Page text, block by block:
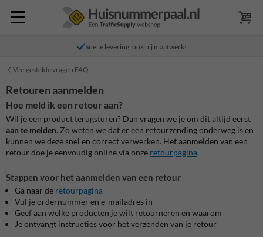
Snelle levering, ook bij maatwerk!
Veelgestelde vragen FAQ
Retouren aanmelden
Hoe meld ik een retour aan?
Wil je een product terugsturen? Dan vragen we je om dit altijd eerst
aan te melden. Zo weten we dat er een retourzending onderweg is en
kunnen we deze snel en correct verwerken. Het aanmelden van een
retour doe je eenvoudig online via onze retourpagina.
Stappen voor het aanmelden van een retour
Ga naar de retourpagina
Vul je ordernummer en e-mailadres in
Geef aan welke producten je wilt retourneren en waarom
Je ontvangt instructies voor het verzenden van je retour